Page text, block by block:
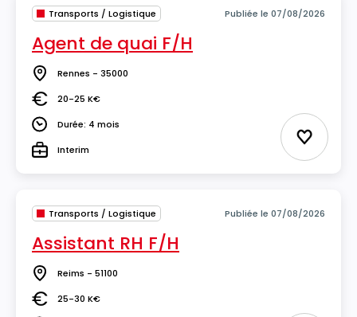
Transports / Logistique Publiée le 07/08/2026
Agent de quai F/H
Lieu Rennes - 35000
Salaire20-25 K€
DuréeDurée: 4 mois
TypeInterim Ajouter
Transports / Logistique Publiée le 07/08/2026
Assistant RH F/H
Lieu Reims - 51100
Salaire25-30 K€